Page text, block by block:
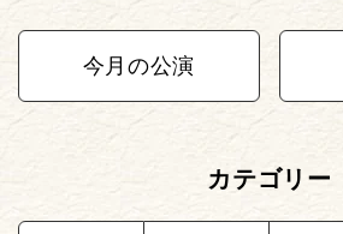
今月の公演
カテゴリー